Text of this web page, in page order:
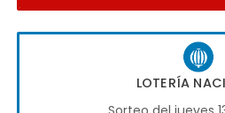
LOTERÍA